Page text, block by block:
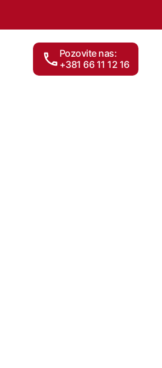
Pozovite nas:
+381 66 11 12 16